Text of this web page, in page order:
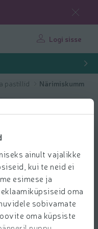
ainult vajalikke
kui te neid ei
esimese ja
oma
sobivamate
oma küpsiste
Logi sisse
pastillid Närimiskumm